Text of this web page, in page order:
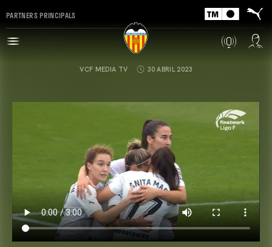
PARTNERS PRINCIPALS
VCF MEDIA TV 30 ABRIL 2023